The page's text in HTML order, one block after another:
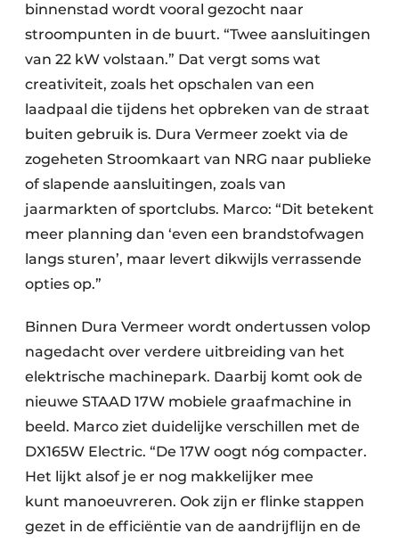
binnenstad wordt vooral gezocht naar
stroompunten in de buurt. “Twee aansluitingen
van 22 kW volstaan.” Dat vergt soms wat
creativiteit, zoals het opschalen van een
laadpaal die tijdens het opbreken van de straat
buiten gebruik is. Dura Vermeer zoekt via de
zogeheten Stroomkaart van NRG naar publieke
of slapende aansluitingen, zoals van
jaarmarkten of sportclubs. Marco: “Dit betekent
meer planning dan ‘even een brandstofwagen
langs sturen’, maar levert dikwijls verrassende
opties op.”
Binnen Dura Vermeer wordt ondertussen volop
nagedacht over verdere uitbreiding van het
elektrische machinepark. Daarbij komt ook de
nieuwe STAAD 17W mobiele graafmachine in
beeld. Marco ziet duidelijke verschillen met de
DX165W Electric. “De 17W oogt nóg compacter.
Het lijkt alsof je er nog makkelijker mee
kunt manoeuvreren. Ook zijn er flinke stappen
gezet in de efficiëntie van de aandrijflijn en de